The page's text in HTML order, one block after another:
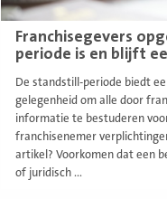
Franchisegevers
periode is en blijft
De standstill-periode biedt
gelegenheid om alle door
informatie te bestuderen
franchisenemer
artikel? Voorkomen dat een
of juridisch ...